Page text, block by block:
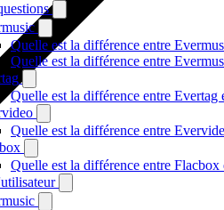
Quelle est la différence entre
Quelle est la différence entre
Quelle est la différence entre Evertag
Quelle est la différence entre
Quelle est la différence entre